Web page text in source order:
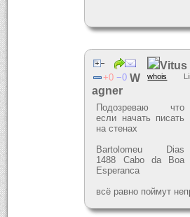
whois
0 0
Vitus
W
agner
Подозреваю что
если начать писать
на стенах
Bartolomeu Dias
1488 Cabo da Boa
Esperanсa
всё равно поймут